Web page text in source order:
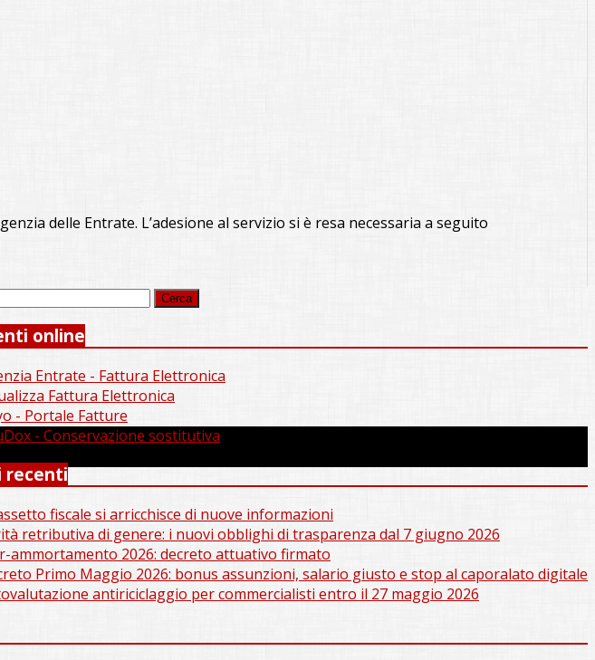
delle Entrate. L’adesione al servizio si è resa necessaria a seguito
online
Entrate - Fattura Elettronica
Fattura Elettronica
- Portale Fatture
- Conservazione sostitutiva
recenti
fiscale si arricchisce di nuove informazioni
retributiva di genere: i nuovi obblighi di trasparenza dal 7 giugno 2026
ammortamento 2026: decreto attuativo firmato
Primo Maggio 2026: bonus assunzioni, salario giusto e stop al caporalato digitale
antiriciclaggio per commercialisti entro il 27 maggio 2026